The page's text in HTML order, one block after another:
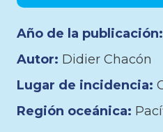
Año de la publicación:
Autor: Didier Chacón
Lugar de incidencia:
Región oceánica: